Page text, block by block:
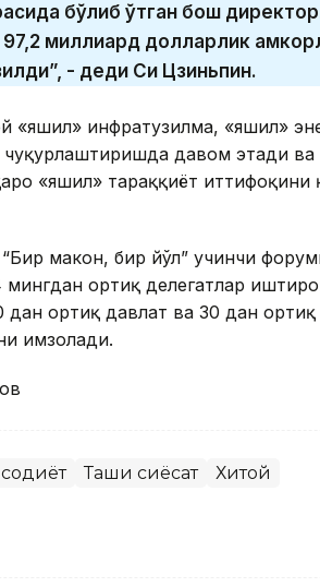
бўлиб ўтган бош
миллиард долларлик
- деди Си Цзиньпин.
«яшил» инфратузилма, «яшил»
чуқурлаштиришда давом этади
«яшил» тараққиёт иттифоқини
макон, бир йўл” учинчи
ортиқ делегатлар
дан ортиқ давлат ва 30 дан
имзолади.
Ташқи сиёсат Хитой